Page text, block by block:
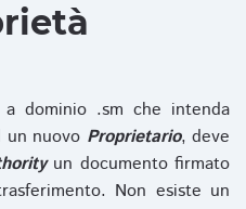
dominio .sm che intenda
un nuovo Proprietario, deve
un documento firmato
Non esiste un